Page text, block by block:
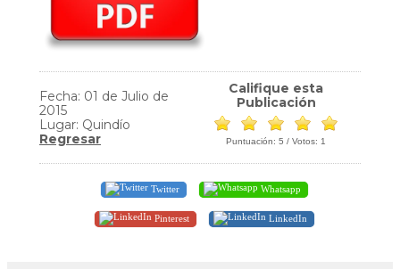
Fecha: 01 de Julio de
2015
Lugar: Quindío
Regresar
Califique esta
Publicación
Puntuación: 5 / Votos: 1
Twitter Whatsapp
Pinterest LinkedIn